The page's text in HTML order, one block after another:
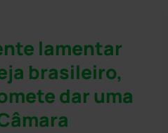
lamentar
brasileiro,
dar uma